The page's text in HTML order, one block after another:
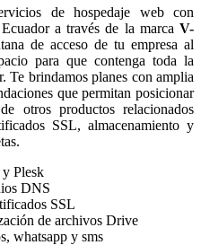
de hospedaje web con
a través de la marca V-
de acceso de tu empresa al
para que contenga toda la
Te brindamos planes con amplia
que permitan posicionar
otros productos relacionados
SSL, almacenamiento y
Plesk
DNS
SSL
de archivos Drive
whatsapp y sms